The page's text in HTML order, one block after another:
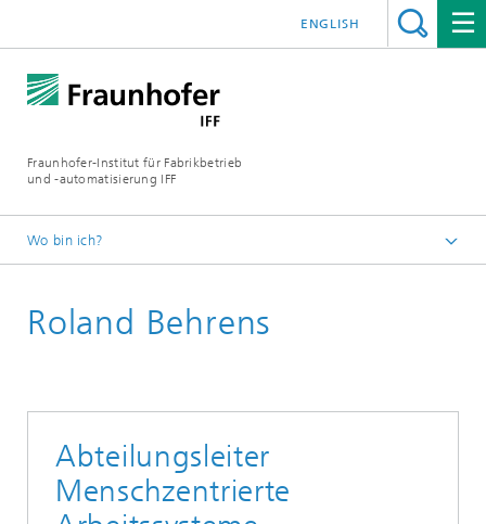
Fraunhofer-Institut für Fabrikbetrieb
und -automatisierung IFF
ENGLISH
Wo bin ich?
Über uns
Roland Behrens
Abteilungsleiter
Menschzentrierte